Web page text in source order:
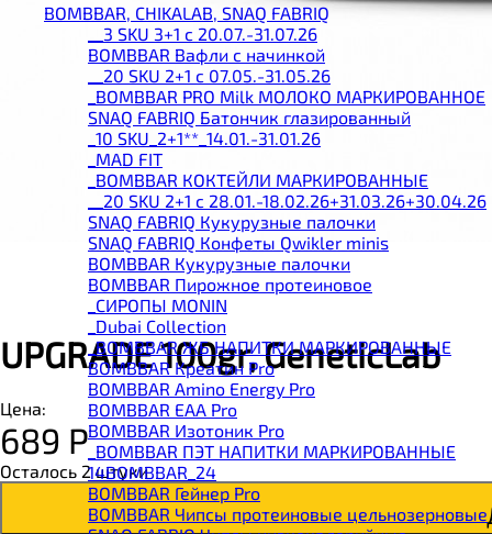
BOMBBAR, CHIKALAB, SNAQ FABRIQ
__3 SKU 3+1 с 20.07.-31.07.26
BOMBBAR Вафли с начинкой
__20 SKU 2+1 с 07.05.-31.05.26
_BOMBBAR PRO Milk МОЛОКО МАРКИРОВАННОЕ
SNAQ FABRIQ Батончик глазированный
_10 SKU_2+1**_14.01.-31.01.26
_MAD FIT
_BOMBBAR КОКТЕЙЛИ МАРКИРОВАННЫЕ
__20 SKU 2+1 с 28.01.-18.02.26+31.03.26+30.04.26
SNAQ FABRIQ Кукурузные палочки
SNAQ FABRIQ Конфеты Qwikler minis
BOMBBAR Кукурузные палочки
BOMBBAR Пирожное протеиновое
_CИРОПЫ MONIN
_Dubai Collection
_BOMBBAR ЖБ НАПИТКИ МАРКИРОВАННЫЕ
BOMBBAR Креатин Pro
BOMBBAR Amino Energy Pro
BOMBBAR EAA Pro
BOMBBAR Изотоник Pro
_BOMBBAR ПЭТ НАПИТКИ МАРКИРОВАННЫЕ
14BOMBBAR_24
BOMBBAR Гейнер Pro
BOMBBAR Чипсы протеиновые цельнозерновые
UPGRADE 100gr, GeneticLab
Цена:
689 Р
Осталось 2 штуки